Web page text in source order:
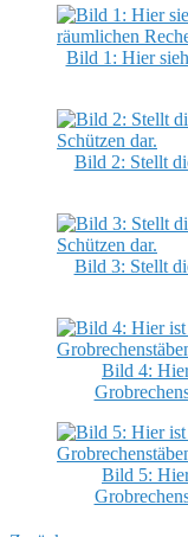
Bild 1: Hier
Bild 2: Stellt
Bild 3: Stellt
Bild 4:
Bild 5: